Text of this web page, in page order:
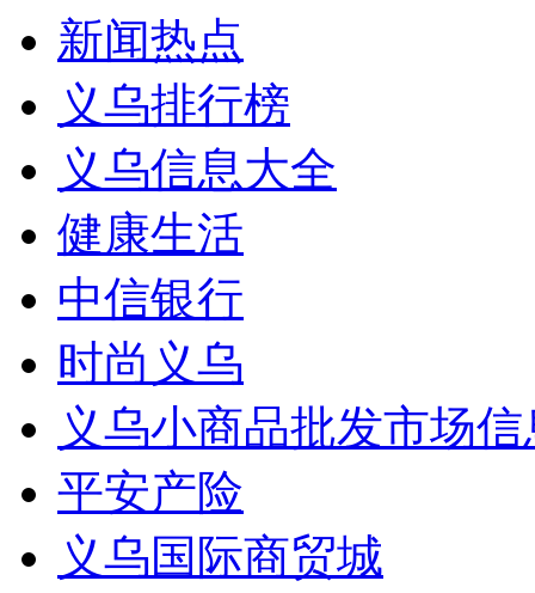
新闻热点
义乌排行榜
义乌信息大全
健康生活
中信银行
时尚义乌
义乌小商品批发市场
平安产险
义乌国际商贸城